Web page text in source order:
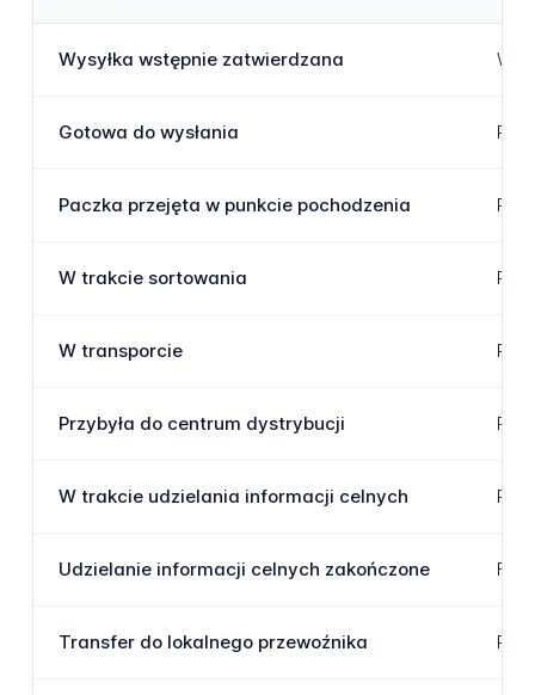
Wysyłka wstępnie zatwierdzana
Gotowa do wysłania
Paczka przejęta w punkcie pochodzenia
W trakcie sortowania
W transporcie
Przybyła do centrum dystrybucji
W trakcie udzielania informacji celnych
Udzielanie informacji celnych zakończone
Transfer do lokalnego przewoźnika